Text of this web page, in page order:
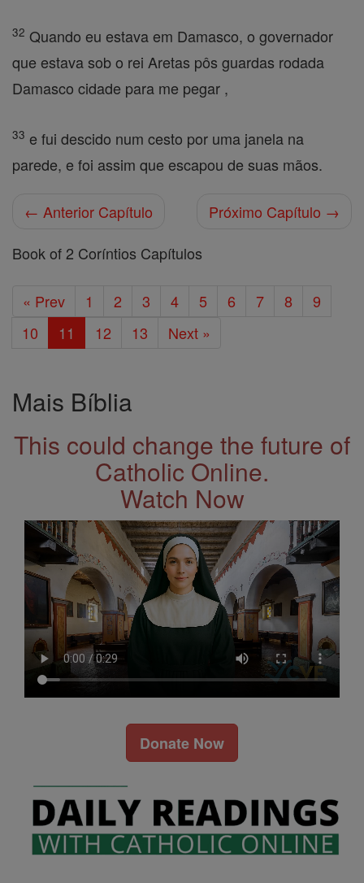
32 Quando eu estava em Damasco, o governador
que estava sob o rei Aretas pôs guardas rodada
Damasco cidade para me pegar ,
33 e fui descido num cesto por uma janela na
parede, e foi assim que escapou de suas mãos.
← Anterior Capítulo
Próximo Capítulo →
Book of 2 Coríntios Capítulos
« Prev 1 2 3 4 5 6 7 8
9
10
11 12 13 Next »
Mais Bíblia
This could change the future of
Catholic Online.
Watch Now
Donate Now